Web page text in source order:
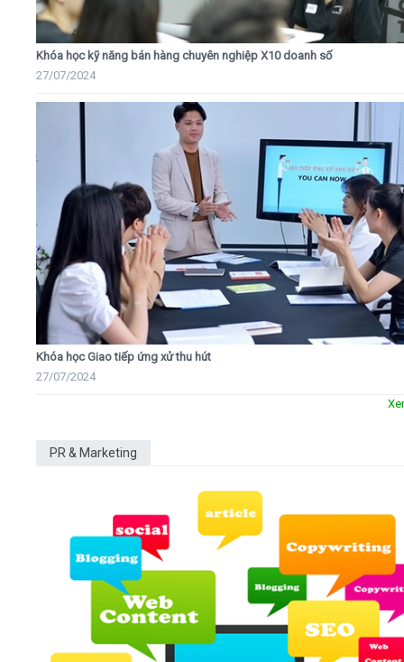
Khóa học kỹ năng bán hàng chuyên nghiệp X10 doanh số
27/07/2024
Khóa học Giao tiếp ứng xử thu hút
27/07/2024
PR & Marketing